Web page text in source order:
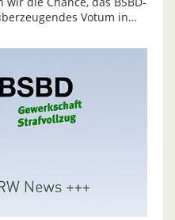
Votum in…